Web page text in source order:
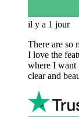
il y a 1 jour
There are so
I love the
where I want
clear and